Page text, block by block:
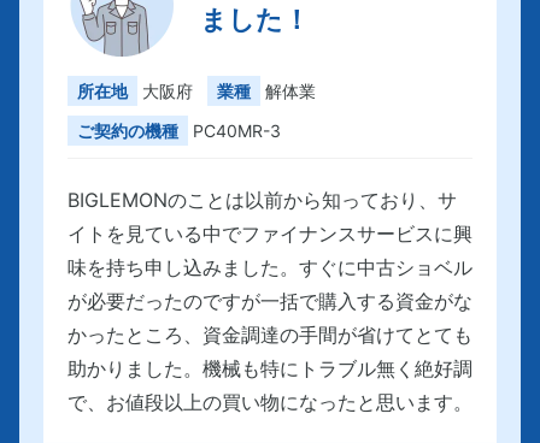
ました！
所在地 大阪府 業種
解体業
ご契約の機種
PC40MR-3
BIGLEMONのことは以前から知っており、サ
イトを見ている中でファイナンスサービスに興
味を持ち申し込みました。すぐに中古ショベル
が必要だったのですが一括で購入する資金がな
かったところ、資金調達の手間が省けてとても
助かりました。機械も特にトラブル無く絶好調
で、お値段以上の買い物になったと思います。